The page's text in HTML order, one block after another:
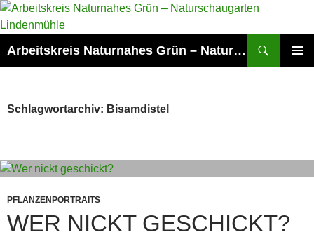
Zum
Inhalt
Arbeitskreis Naturnahes Grün – Naturschaugarten Lindenmühle
Schlagwortarchiv: Bisamdistel
PFLANZENPORTRAITS
WER NICKT GESCHICKT?